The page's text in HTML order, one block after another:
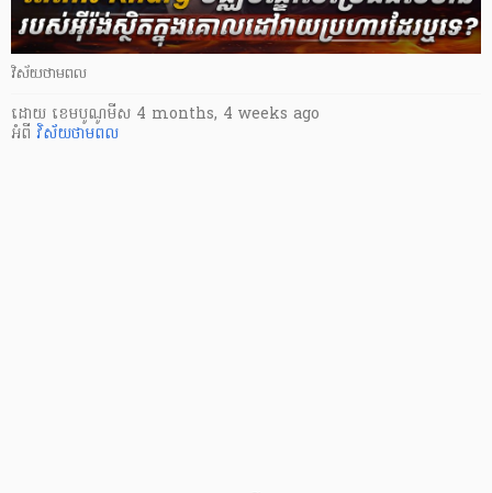
វិស័យថាមពល
ដោយ ​ ខេមបូណូមីស 4 months, 4 weeks ago
អំពី វិស័យថាមពល